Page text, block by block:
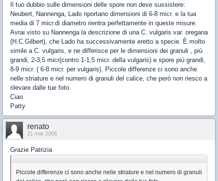
Il tuo dubbio sulle dimensioni delle spore non deve sussistere:
Neubert, Nannenga, Lado riportano dimensioni di 6-8 micr. e la tua
media di 7 micr.di diametro rientra perfettamente in queste misure.
Avrai visto su Nannenga la descrizione di una C. vulgaris.var. oregana
(H.C.Gilbert), che Lado ha successivamente eretto a specie. È molto
simile a C. vulgaris, e ne differisce per le dimensioni dei granuli , più
grandi, 2-3,5 micr(contro 1-1,5 micr. della vulgaris) e spore più grandi,
8-9 micr. ( 6-8 micr. per vulgaris). Piccole differenze ci sono anche
nelle striature e nel numero di granuli del calice, che però non riesco a
rilevare dalle tue foto.
Ciao
Patty
renato
21 mar 2006
Grazie Patrizia
Piccole differenze ci sono anche nelle striature e nel numero di granuli